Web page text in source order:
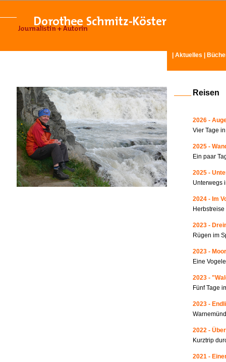
Aktuelles
Reisen
2026 -
Vier Tage
2025 -
Ein paar
2025 -
Unterwegs
2024 - Im
2023 -
Rügen im
2023 -
Eine
2023 -
Fünf Tage
2023 -
2022 -
Kurztrip
2021 -